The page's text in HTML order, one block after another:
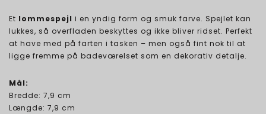
Et lommespejl i en yndig form og smuk farve. Spejlet kan
lukkes, så overfladen beskyttes og ikke bliver ridset. Perfekt
at have med på farten i tasken – men også fint nok til at
ligge fremme på badeværelset som en dekorativ detalje.
Mål:
Bredde: 7,9 cm
Længde: 7,9 cm